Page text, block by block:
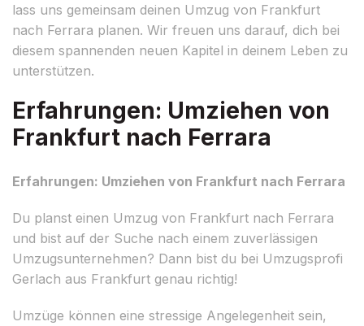
lass uns gemeinsam deinen Umzug von Frankfurt
nach Ferrara planen. Wir freuen uns darauf, dich bei
diesem spannenden neuen Kapitel in deinem Leben zu
unterstützen.
Erfahrungen: Umziehen von
Frankfurt nach Ferrara
Erfahrungen: Umziehen von Frankfurt nach Ferrara
Du planst einen Umzug von Frankfurt nach Ferrara
und bist auf der Suche nach einem zuverlässigen
Umzugsunternehmen? Dann bist du bei Umzugsprofi
Gerlach aus Frankfurt genau richtig!
Umzüge können eine stressige Angelegenheit sein,